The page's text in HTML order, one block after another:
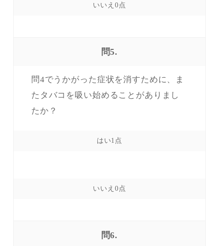
問5.
問4でうかがった症状を消すために、ま
たタバコを吸い始めることがありまし
たか？
問6.